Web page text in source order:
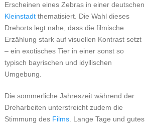
Erscheinen eines Zebras in einer deutschen
Kleinstadtthematisiert. Die Wahl dieses
Drehorts legt nahe, dass die filmische
Erzählung stark auf visuellen Kontrast setzt
– ein exotisches Tier in einer sonst so
typisch bayrischen und idyllischen
Umgebung.
Die sommerliche Jahreszeit während der
Dreharbeiten unterstreicht zudem die
Stimmung des Films. Lange Tage und gutes